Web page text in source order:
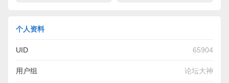
个人资料
UID 65904
用户组 论坛大神